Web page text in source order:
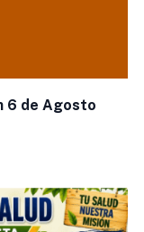
6 de Agosto